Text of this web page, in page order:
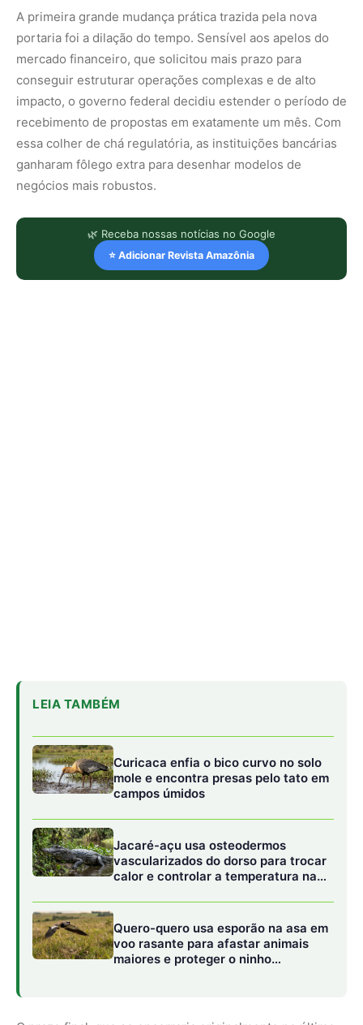
A primeira grande mudança prática trazida pela nova
portaria foi a dilação do tempo. Sensível aos apelos do
mercado financeiro, que solicitou mais prazo para
conseguir estruturar operações complexas e de alto
impacto, o governo federal decidiu estender o período de
recebimento de propostas em exatamente um mês. Com
essa colher de chá regulatória, as instituições bancárias
ganharam fôlego extra para desenhar modelos de
negócios mais robustos.
🌿 Receba nossas notícias no Google
⭐ Adicionar Revista Amazônia
camuflado no campo
O prazo final, que se encerraria originalmente no último
dia de março, foi empurrado para o final de abril. Essa
extensão reflete uma maturidade na condução da política
pública, demonstrando que o governo federal está mais
interessado na qualidade e na viabilidade das propostas
do que na pressa em bater metas de calendário. A
expectativa é que esse tempo adicional resulte em
projetos com maior capacidade de gerar transformação
social e econômica real nas bases da floresta.